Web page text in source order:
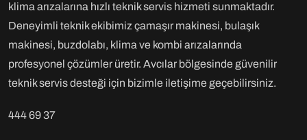
klima arızalarına hızlı teknik servis hizmeti sunmaktadır.
Deneyimli teknik ekibimiz çamaşır makinesi, bulaşık
makinesi, buzdolabı, klima ve kombi arızalarında
profesyonel çözümler üretir. Avcılar bölgesinde güvenilir
teknik servis desteği için bizimle iletişime geçebilirsiniz.
444 69 37